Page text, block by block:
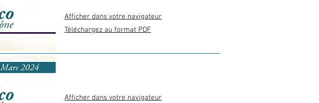
Afficher dans votre navigateur
Téléchargez au format PDF
Afficher dans votre navigateur